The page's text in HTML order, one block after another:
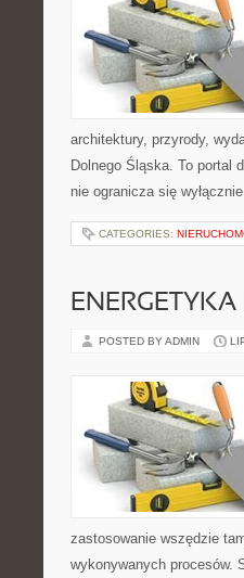
architektury, przyrody,
Dolnego Śląska. To portal
nie ogranicza się
CATEGORIES:
POSTED BY ADMIN
zastosowanie wszędzie
wykonywanych procesów.